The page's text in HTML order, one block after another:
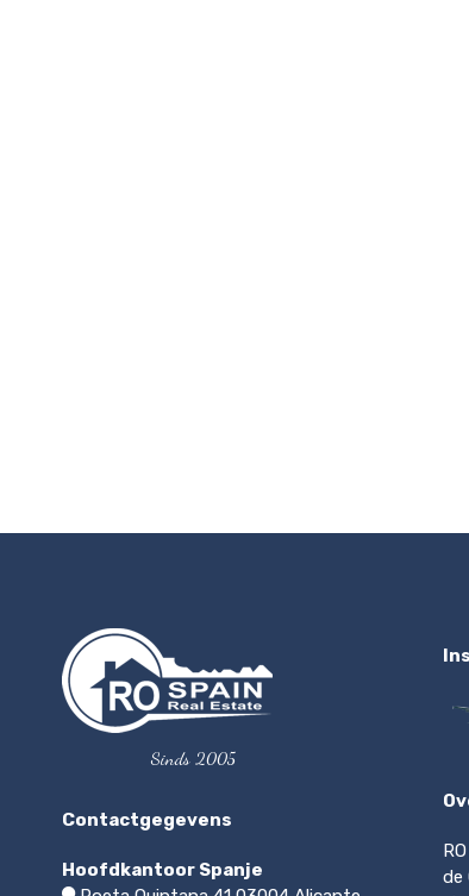
Sinds 2005
Contactgegevens
Hoofdkantoor Spanje
de